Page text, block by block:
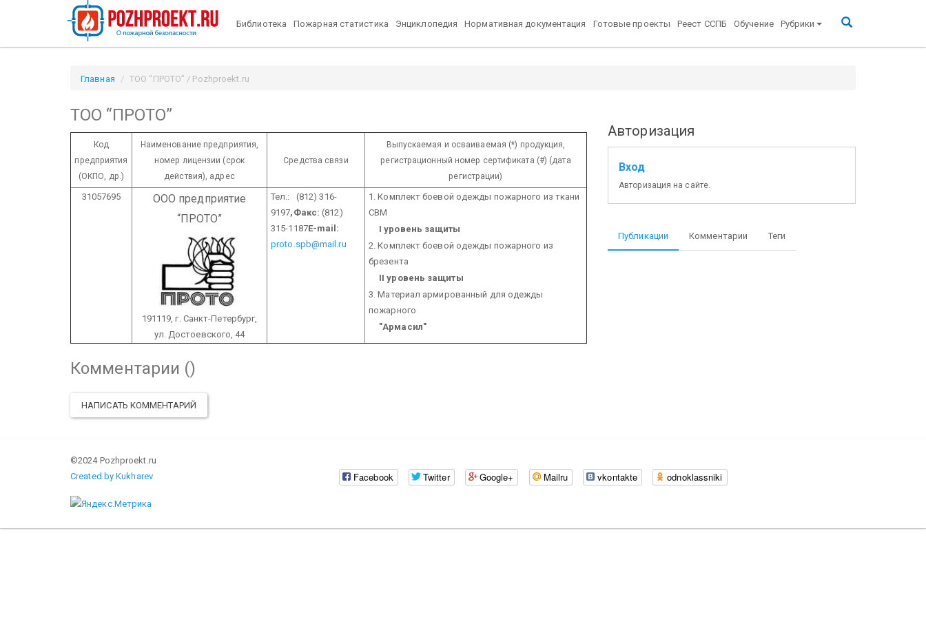
Библиотека Пожарная статистика Энциклопедия Нормативная документация Готовые проекты Реест ССПБ Обучение Рубрики
Главная ТОО “ПРОТО” / Pozhproekt.ru
ТОО “ПРОТО”
Код
предприятия
(ОКПО, др.)
Наименование предприятия,
номер лицензии (срок
действия), адрес
Средства связи
Выпускаемая и осваиваемая (*) продукция,
регистрационный номер сертификата (#) (дата
регистрации)
31057695
ООО предприятие
“ПРОТО”
191119, г. Санкт-Петербург,
ул. Достоевского, 44
Тел.: (812) 316-
9197, Факс: (812)
315-1187E-mail:
proto.spb@mail.ru
1. Комплект боевой одежды пожарного из ткани
СВМ
I уровень защиты
2. Комплект боевой одежды пожарного из
брезента
II уровень защиты
3. Материал армированный для одежды
пожарного
"Армасил"
Комментарии ()
НАПИСАТЬ КОММЕНТАРИЙ
Авторизация
Вход
Авторизация на сайте.
Публикации Комментарии Теги
©2024 Pozhproekt.ru
Created by Kukharev
Facebook Twitter Google+ Mailru vkontakte odnoklassniki